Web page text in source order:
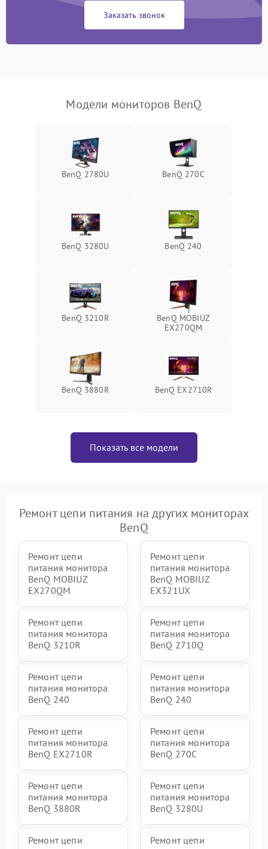
1000 ₽
Неисправность системы
перенапряжения
Подробнее →
защиты от замыкания
Подробнее →
Повреждение системы
защиты от перегрузок
Подробнее →
Неисправность системы
защиты от перегрева
Подробнее →
Поломка системы защиты
Подробнее →
Поломка системы защиты
от замыкания
Подробнее →
Заказать звонок
Модели мониторов BenQ
BenQ 2780U BenQ 270C
BenQ 3280U BenQ 240
BenQ 3210R
BenQ MOBIUZ
EX270QM
BenQ 3880R BenQ EX2710R
Показать все модели
Ремонт цепи питания на других мониторах
BenQ
Ремонт цепи
питания монитора
BenQ MOBIUZ
EX270QM
Ремонт цепи
питания монитора
BenQ MOBIUZ
EX321UX
Ремонт цепи
питания монитора
BenQ 3210R
Ремонт цепи
питания монитора
BenQ 2710Q
Ремонт цепи
питания монитора
BenQ 240
Ремонт цепи
питания монитора
BenQ 240
Ремонт цепи
питания монитора
BenQ EX2710R
Ремонт цепи
питания монитора
BenQ 270C
Ремонт цепи
питания монитора
BenQ 3880R
Ремонт цепи
питания монитора
BenQ 3280U
Ремонт цепи
Ремонт цепи